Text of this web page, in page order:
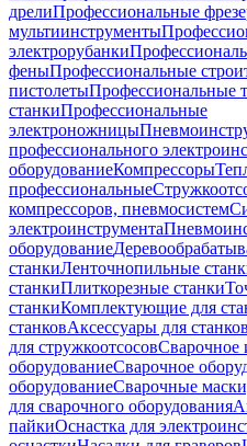
дрелиПрофессиональные
мультиинструменты
электрорубанки
феныПрофессиональные
пистолетыПрофессиональные
станкиПрофессиональные
электроножницы
профессионального
оборудованиеКомпрессоры
профессиональные
компрессоров, пневмосистем
электроинструмента
оборудование
станкиЛенточнопильные
станкиПлиткорезные станки
станкиКомплектующие для
станковАксессуары для станков
для стружкоотсосовСварочное
оборудованиеСварочное
оборудованиеСварочные
для сварочного оборудования
пайкиОснастка для